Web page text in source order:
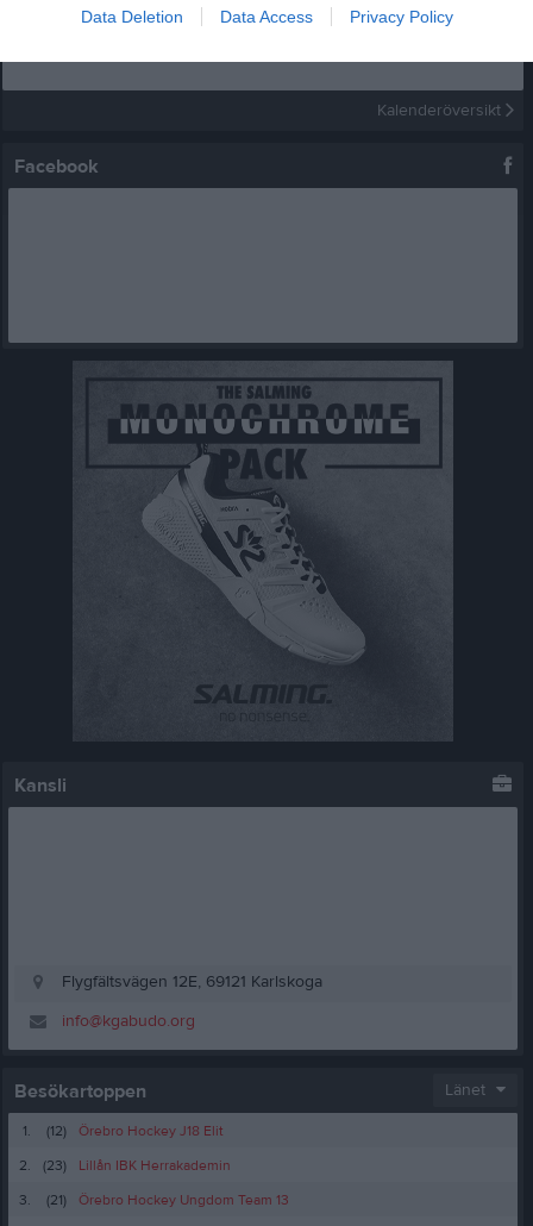
Data Deletion Data Access Privacy Policy
Inga kommande aktiviteter
Kalenderöversikt
Facebook
Kansli
Flygfältsvägen 12E, 69121 Karlskoga
info@kgabudo.org
Besökartoppen Länet
1. (12)
Örebro Hockey J18 Elit
2.
(23)
Lillån IBK Herrakademin
3.
(21)
Örebro Hockey Ungdom Team 13